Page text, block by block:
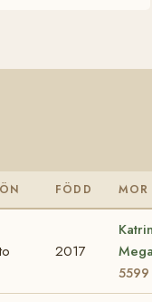
FÖDD MOR
2017
5599